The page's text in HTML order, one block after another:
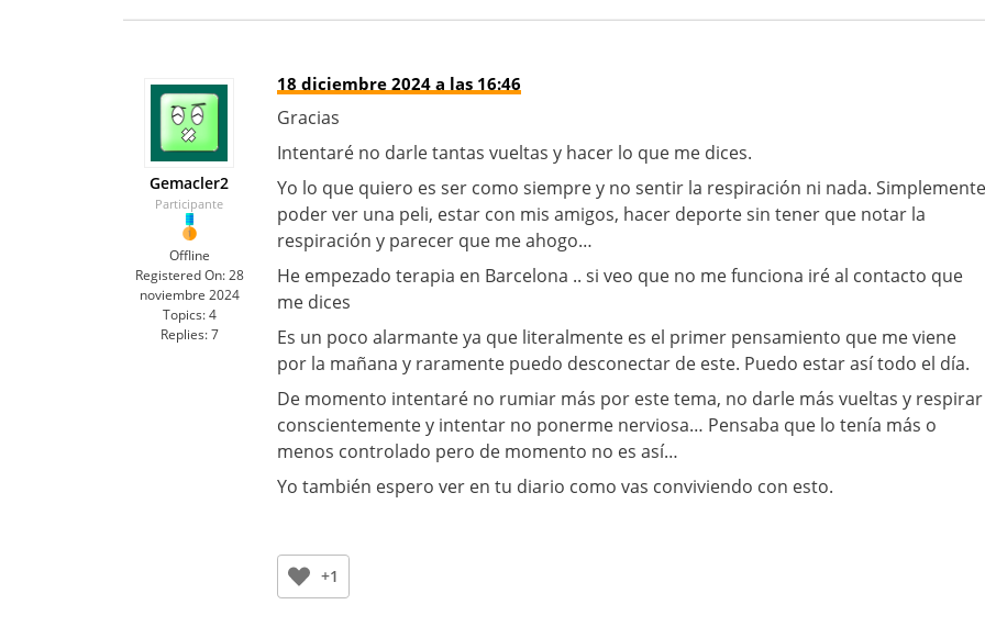
Gemacler2
Participante
Offline
Registered On: 28
noviembre 2024
Topics: 4
Replies: 7
18 diciembre 2024 a las 16:46
Gracias
Intentaré no darle tantas vueltas y hacer lo que me dices.
Yo lo que quiero es ser como siempre y no sentir la respiración ni nada. Simplemente
poder ver una peli, estar con mis amigos, hacer deporte sin tener que notar la
respiración y parecer que me ahogo…
He empezado terapia en Barcelona .. si veo que no me funciona iré al contacto que
me dices
Es un poco alarmante ya que literalmente es el primer pensamiento que me viene
por la mañana y raramente puedo desconectar de este. Puedo estar así todo el día.
De momento intentaré no rumiar más por este tema, no darle más vueltas y respirar
conscientemente y intentar no ponerme nerviosa… Pensaba que lo tenía más o
menos controlado pero de momento no es así…
Yo también espero ver en tu diario como vas conviviendo con esto.
+1